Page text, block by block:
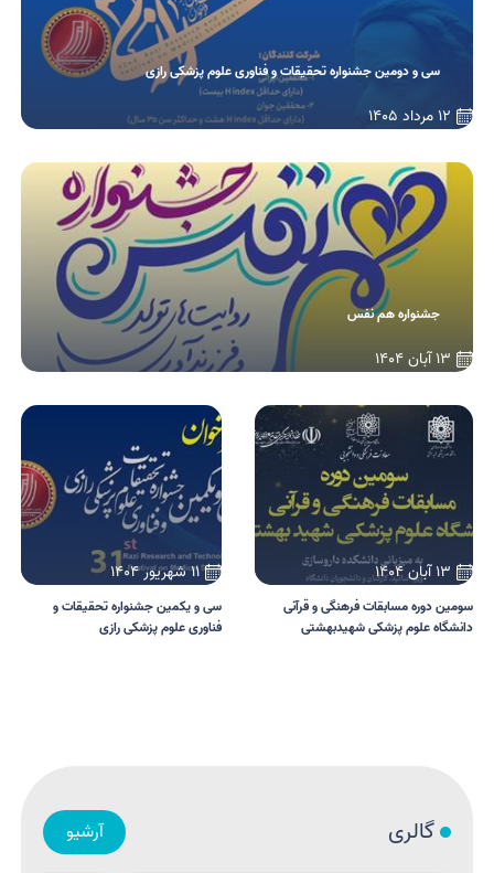
12 مرداد 1405
سی و دومین جشنواره تحقیقات و فناوری علوم پزشکی رازی
13 آبان 1404
جشنواره هم نفس
13 آبان 1404
سومین دوره مسابقات فرهنگی و قرآنی
دانشگاه علوم پزشکی شهیدبهشتی
11 شهریور 1404
سی و یکمین جشنواره تحقیقات و
فناوری علوم پزشکی رازی
گالری آرشیو